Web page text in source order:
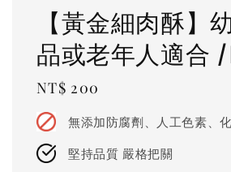
【黃金細肉酥】
品或老年人適合
Regular
price
NT$ 200
無添加防腐劑、人工色素、
堅持品質 嚴格把關